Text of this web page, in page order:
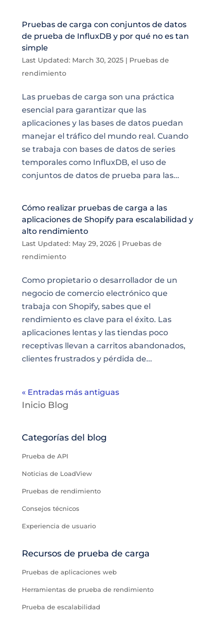
Pruebas de carga con conjuntos de datos
de prueba de InfluxDB y por qué no es tan
simple
Last Updated: March 30, 2025| Pruebas de
rendimiento
Las pruebas de carga son una práctica
esencial para garantizar que las
aplicaciones y las bases de datos puedan
manejar el tráfico del mundo real. Cuando
se trabaja con bases de datos de series
temporales como InfluxDB, el uso de
conjuntos de datos de prueba para las...
Cómo realizar pruebas de carga a las
aplicaciones de Shopify para escalabilidad y
alto rendimiento
Last Updated: May 29, 2026| Pruebas de
rendimiento
Como propietario o desarrollador de un
negocio de comercio electrónico que
trabaja con Shopify, sabes que el
rendimiento es clave para el éxito. Las
aplicaciones lentas y las tiendas poco
receptivas llevan a carritos abandonados,
clientes frustrados y pérdida de...
« Entradas más antiguas
Inicio Blog
Categorías del blog
Prueba de API
Noticias de LoadView
Pruebas de rendimiento
Consejos técnicos
Experiencia de usuario
Recursos de prueba de carga
Pruebas de aplicaciones web
Herramientas de prueba de rendimiento
Prueba de escalabilidad